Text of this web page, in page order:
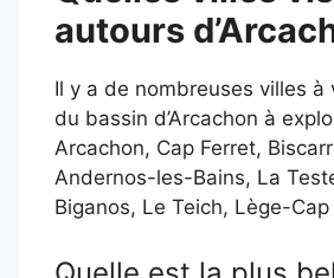
autours
Il y a de nombreuses villes à
du bassin d’Arcachon à
Arcachon, Cap Ferret,
Andernos-les-Bains, La
Biganos, Le Teich, Lège-